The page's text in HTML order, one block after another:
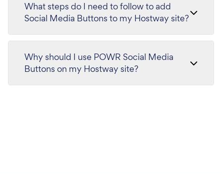
What steps do I need to follow to add
Social Media Buttons to my Hostway site?
Why should I use POWR Social Media
Buttons on my Hostway site?